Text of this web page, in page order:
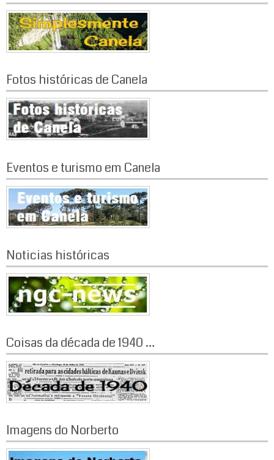
Fotos históricas de Canela
Eventos e turismo em Canela
Noticias históricas
Coisas da década de 1940 …
Imagens do Norberto